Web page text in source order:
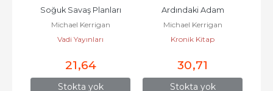
Stokta yok
Soğuk Savaş Planları
Michael Kerrigan
Vadi Yayınları
21,64
Stokta yok
Ardındaki Adam
Michael Kerrigan
Kronik Kitap
30,71